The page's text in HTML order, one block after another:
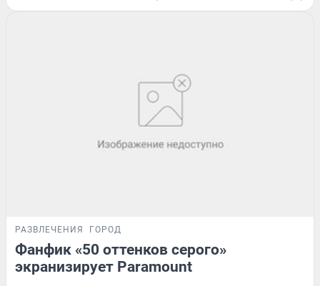
РАЗВЛЕЧЕНИЯ ГОРОД
Фанфик «50 оттенков серого»
экранизирует Paramount